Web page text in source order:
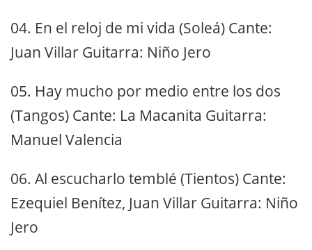
04. En el reloj de mi vida (Soleá) Cante:
Juan Villar Guitarra: Niño Jero
05. Hay mucho por medio entre los dos
(Tangos) Cante: La Macanita Guitarra:
Manuel Valencia
06. Al escucharlo temblé (Tientos) Cante:
Ezequiel Benítez, Juan Villar Guitarra: Niño
Jero